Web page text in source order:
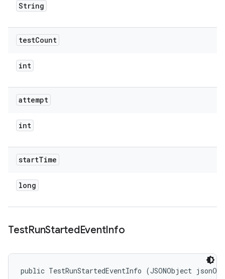
String
testCount
int
attempt
int
startTime
long
TestRunStartedEventInfo
public TestRunStartedEventInfo (JSONObject